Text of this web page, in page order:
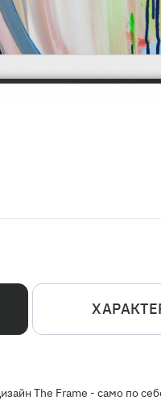
The Frame - само по